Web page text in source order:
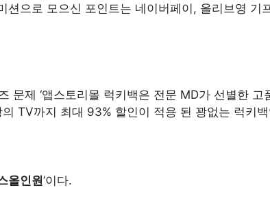
션으로 모으신 포인트는 네이버페이, 올리브영 기
문제 ‘앱스토리몰 럭키백은 전문 MD가 선별한
TV까지 최대 93% 할인이 적용 된 꽝없는 럭키
올인원‘이다.